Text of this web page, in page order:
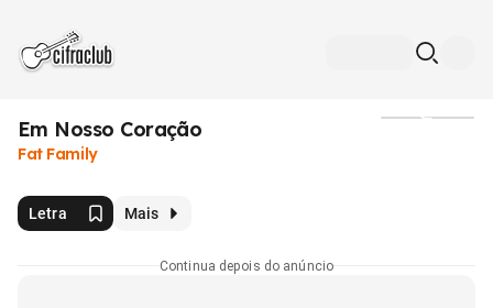
Em Nosso Coração
Fat Family
Letra Mais
Continua depois do anúncio